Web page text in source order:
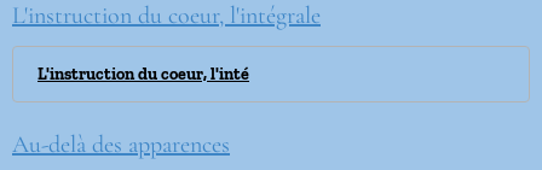
L'instruction du coeur, l'intégrale
L'instruction du coeur, l'inté
Au-delà des apparences